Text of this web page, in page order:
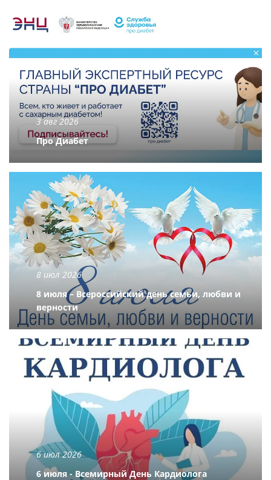
3 авг 2026
Про Диабет
8 июл 2026
8 июля – Всероссийский день семьи, любви и
верности
6 июл 2026
6 июля - Всемирный День Кардиолога